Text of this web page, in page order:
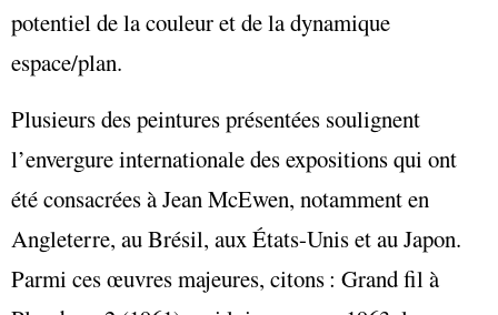
potentiel de la couleur et de la dynamique
espace/plan.
Plusieurs des peintures présentées soulignent
l’envergure internationale des expositions qui ont
été consacrées à Jean McEwen, notamment en
Angleterre, au Brésil, aux États-Unis et au Japon.
Parmi ces œuvres majeures, citons : Grand fil à